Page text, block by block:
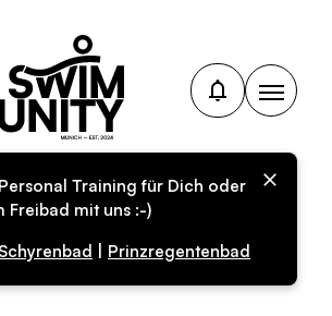
Training für Dich oder
Freibad mit uns :-)
Schyrenbad Prinzregentenbad
Training für